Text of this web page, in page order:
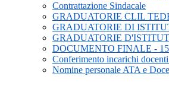
Contrattazione Sindacale
GRADUATORIE CLIL
GRADUATORIE DI
GRADUATORIE
DOCUMENTO FINALE -
Conferimento incarichi
Nomine personale ATA e